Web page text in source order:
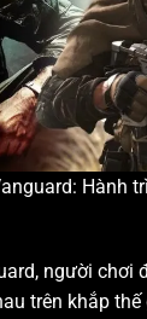
Hành
người chơi
trên khắp